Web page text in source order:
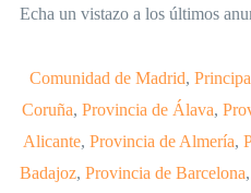
Echa un vistazo a los últimos
Comunidad de Madrid,
Coruña, Provincia de Álava,
Alicante, Provincia de Almería,
Badajoz, Provincia de Barcelona,